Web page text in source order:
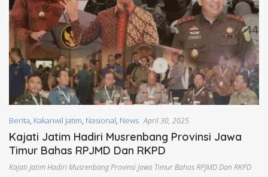
Berita, Kakanwil Jatim, Nasional, News April 30, 2025
Kajati Jatim Hadiri Musrenbang Provinsi Jawa
Timur Bahas RPJMD Dan RKPD
Kajati Jatim Hadiri Musrenbang Provinsi Jawa Timur Bahas RPJMD Dan RKPD